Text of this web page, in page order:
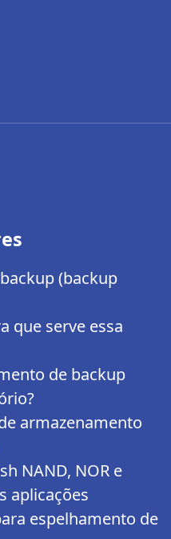
(backup
que serve essa
de backup
armazenamento
NAND, NOR e
aplicações
espelhamento de